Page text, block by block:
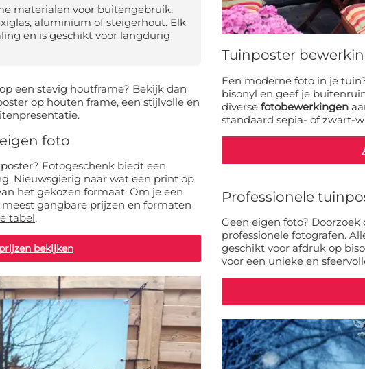
materialen voor buitengebruik,
, aluminium ofsteigerhout. Elk
en is geschikt voor langdurig
een stevig houtframe? Bekijk dan
op houten frame, een stijlvolle en
foto
Fotogeschenk biedt een
Nieuwsgierig naar wat een print op
het gekozen formaat. Om je een
gangbare prijzen en formaten
tabel.
bekijken
Tuinposter
Een moderne foto in je
bisonyl en geef je
diverse fotobewerkingen
standaard sepia- of zwart-
Professionele
Geen eigen foto?
professionele fotografen.
geschikt voor afdruk op
voor een unieke en